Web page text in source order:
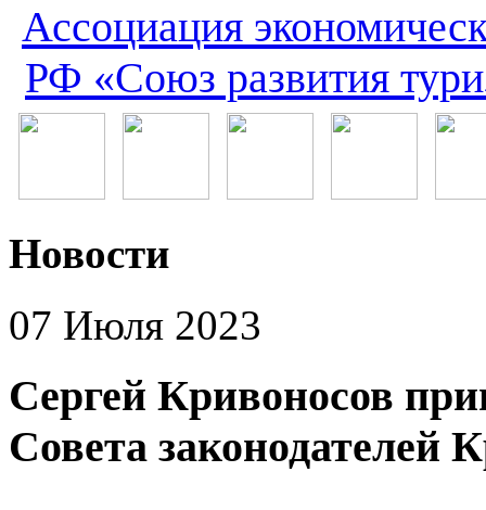
Ассоциация
РФ «Союз развития
Новости
07 Июля 2023
Сергей Кривоносов
Совета законодателей